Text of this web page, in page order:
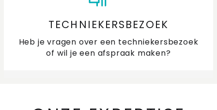
TECHNIEKERSBEZOEK
Heb je vragen over een techniekersbezoek
of wil je een afspraak maken?